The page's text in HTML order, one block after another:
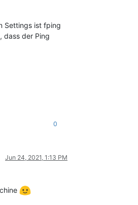
Settings ist fping
dass der Ping
0
Jun 24, 2021, 1:13 PM